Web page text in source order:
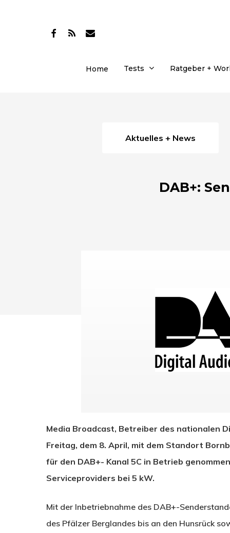
facebook
RSS email
Home Tests Ratgeber +
Aktuelles + News
DAB+:
Media Broadcast, Betreiber des nationalen
Freitag, dem 8. April, mit dem Standort
für den DAB+- Kanal 5C in Betrieb
Serviceproviders bei 5 kW.
Mit der Inbetriebnahme des DAB+-
des Pfälzer Berglandes bis an den Hunsrück